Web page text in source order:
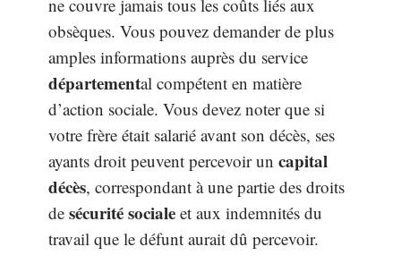
ne couvre jamais tous les coûts liés aux
obsèques. Vous pouvez demander de plus
amples informations auprès du service
départemental compétent en matière
d’action sociale. Vous devez noter que si
votre frère était salarié avant son décès, ses
ayants droit peuvent percevoir un capital
décès, correspondant à une partie des droits
de sécurité sociale et aux indemnités du
travail que le défunt aurait dû percevoir.